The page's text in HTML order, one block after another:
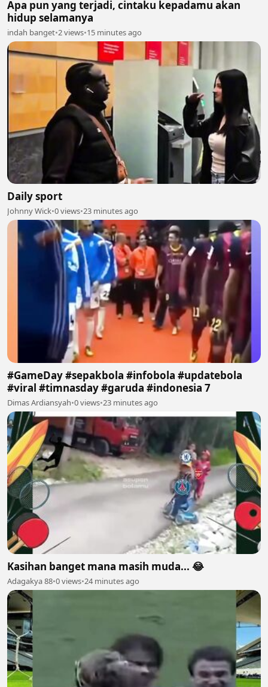
Apa pun yang terjadi, cintaku kepadamu akan
hidup selamanya
indah banget•2 views•15 minutes ago
Daily sport
Johnny Wick•0 views•23 minutes ago
#GameDay #sepakbola #infobola #updatebola
#viral #timnasday #garuda #indonesia 7
Dimas Ardiansyah•0 views•23 minutes ago
Kasihan banget mana masih muda... 😂
Adagakya 88•0 views•24 minutes ago